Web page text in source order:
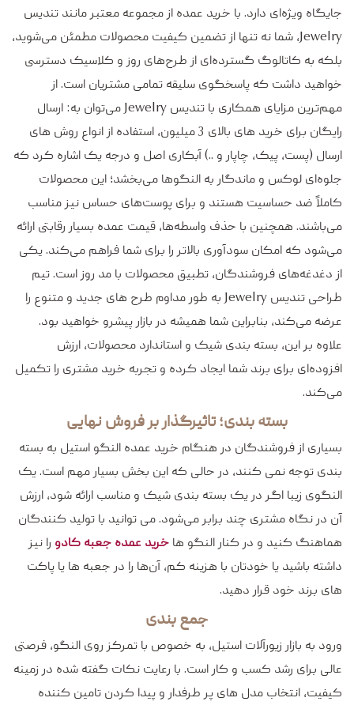
جایگاه ویژه‌ای دارد. با خرید عمده از مجموعه معتبر مانند تندیس
Jewelry، شما نه تنها از تضمین کیفیت محصولات مطمئن می‌شوید،
بلکه به کاتالوگ گسترده‌ای از طرح‌های روز و کلاسیک دسترسی
خواهید داشت که پاسخگوی سلیقه تمامی مشتریان است. از
مهم‌ترین مزایای همکاری با تندیس Jewelry می‌توان به: ارسال
رایگان برای خرید های بالای 3 میلیون، استفاده از انواع روش های
ارسال (پست، پیک، چاپار و ..) آبکاری اصل و درجه یک اشاره کرد که
جلوه‌ای لوکس و ماندگار به النگوها می‌بخشد؛ این محصولات
کاملاً ضد حساسیت هستند و برای پوست‌های حساس نیز مناسب
می‌باشند. همچنین با حذف واسطه‌ها، قیمت عمده بسیار رقابتی ارائه
می‌شود که امکان سودآوری بالاتر را برای شما فراهم می‌کند. یکی
از دغدغه‌های فروشندگان، تطبیق محصولات با مد روز است. تیم
طراحی تندیس Jewelry به طور مداوم طرح های جدید و متنوع را
عرضه می‌کند، بنابراین شما همیشه در بازار پیشرو خواهید بود.
علاوه بر این، بسته بندی شیک و استاندارد محصولات، ارزش
افزوده‌ای برای برند شما ایجاد کرده و تجربه خرید مشتری را تکمیل
می‌کند.
بسته‌ بندی؛ تاثیرگذار بر فروش نهایی
بسیاری از فروشندگان در هنگام خرید عمده النگو استیل به بسته‌
بندی توجه نمی‌ کنند، در حالی که این بخش بسیار مهم است. یک
النگوی زیبا اگر در یک بسته‌ بندی شیک و مناسب ارائه شود، ارزش
آن در نگاه مشتری چند برابر می‌شود. می‌ توانید با تولید کنندگان
هماهنگ کنید و در کنار النگو ها خرید عمده جعبه کادو را نیز
داشته باشید یا خودتان با هزینه کم، آن‌ها را در جعبه‌ ها یا پاکت‌
های برند خود قرار دهید.
جمع بندی
ورود به بازار زیورآلات استیل، به خصوص با تمرکز روی النگو، فرصتی
عالی برای رشد کسب‌ و کار است. با رعایت نکات گفته شده در زمینه
کیفیت، انتخاب مدل‌ های پر طرفدار و پیدا کردن تامین‌ کننده